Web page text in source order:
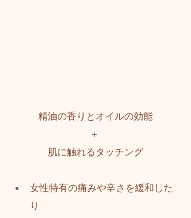
精油の香りとオイルの効能
＋
肌に触れるタッチング
女性特有の痛みや辛さを緩和した
り